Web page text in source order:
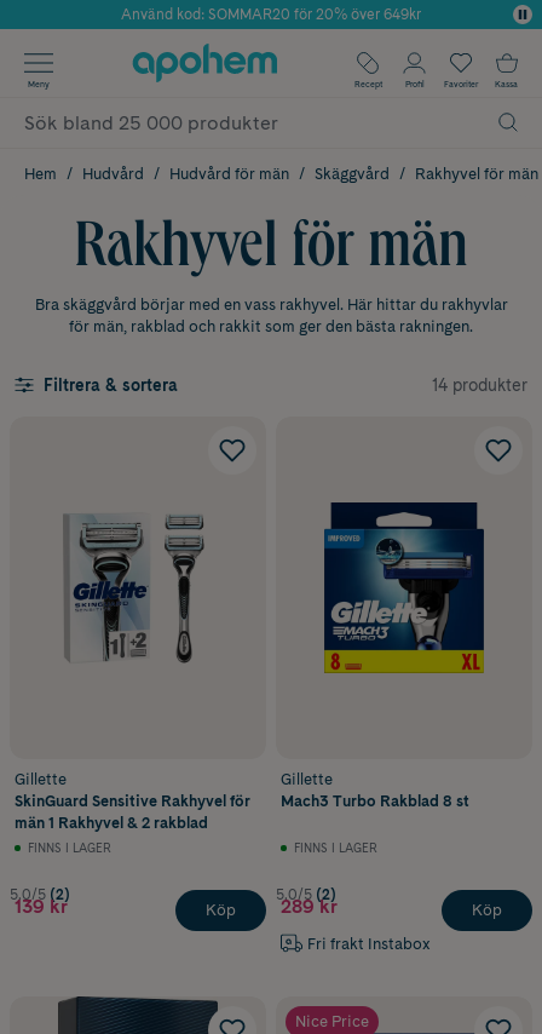
Årets Butik 2025 inom Skönhet
Använd kod: SOMMAR20 för 20% över 649kr
✓ Fri frakt
✓ Poäng på alla köp*
Meny Recept Profil Favoriter Kassa
Hem Hudvård Hudvård för män Skäggvård Rakhyvel för män
Rakhyvel för män
Bra skäggvård börjar med en vass rakhyvel. Här hittar du rakhyvlar
för män, rakblad och rakkit som ger den bästa rakningen.
Filtrera & sortera 14 produkter
Gillette
SkinGuard Sensitive Rakhyvel för
män 1 Rakhyvel & 2 rakblad
FINNS I LAGER
5.0/5 (2)
139 kr Köp
Gillette
Mach3 Turbo Rakblad 8 st
FINNS I LAGER
5.0/5 (2)
289 kr
Fri frakt Instabox
Köp
Nice Price